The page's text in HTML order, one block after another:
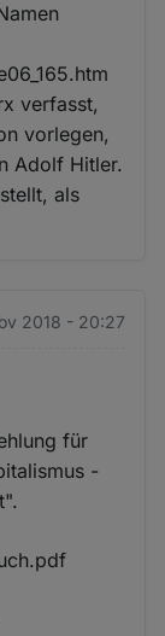
verfasst,
vorlegen,
Adolf Hitler.
als
2018 - 20:27
für
-